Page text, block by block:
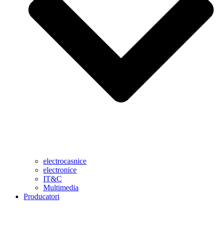
electrocasnice
electronice
IT&C
Multimedia
Producatori